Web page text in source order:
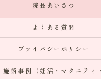
院長あいさつ
よくある質問
プライバシーポリシー
施術事例（妊活・マタニティ・